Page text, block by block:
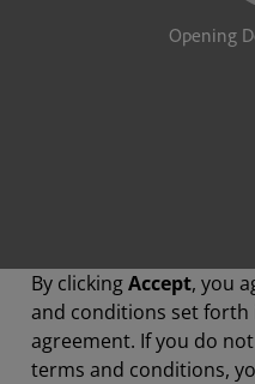
By clickingAccept, you
and conditions set forth
agreement. If you do
terms and conditions,